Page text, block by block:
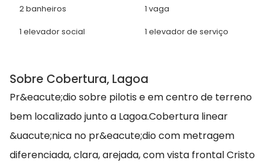
2 banheiros 1 vaga
1 elevador social 1 elevador de serviço
Sobre Cobertura, Lagoa
Pr&eacute;dio sobre pilotis e em centro de terreno
bem localizado junto a Lagoa.Cobertura linear
&uacute;nica no pr&eacute;dio com metragem
diferenciada, clara, arejada, com vista frontal Cristo